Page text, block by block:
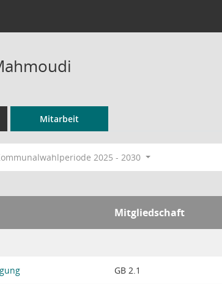
Mitarbeit
2025 - 2030
Mitgliedschaft
GB 2.1